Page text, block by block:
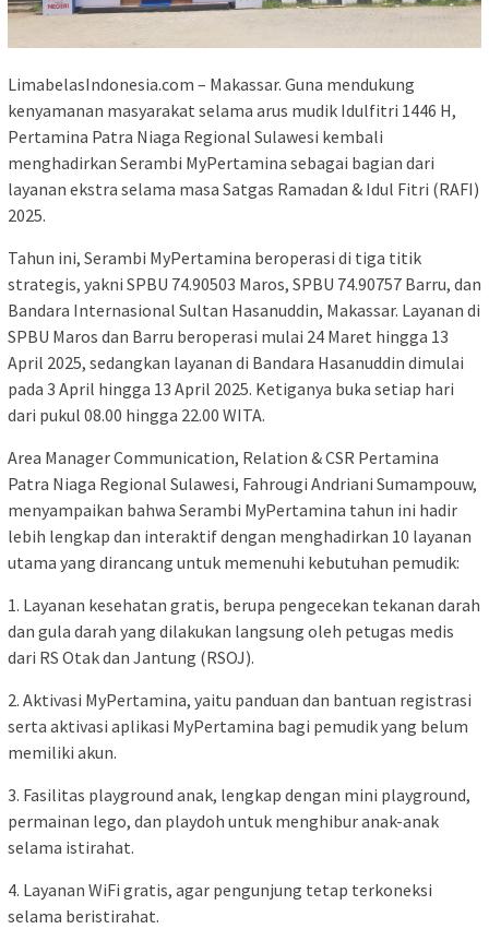
LimabelasIndonesia.com – Makassar. Guna mendukung
kenyamanan masyarakat selama arus mudik Idulfitri 1446 H,
Pertamina Patra Niaga Regional Sulawesi kembali
menghadirkan Serambi MyPertamina sebagai bagian dari
layanan ekstra selama masa Satgas Ramadan & Idul Fitri (RAFI)
2025.
Tahun ini, Serambi MyPertamina beroperasi di tiga titik
strategis, yakni SPBU 74.90503 Maros, SPBU 74.90757 Barru, dan
Bandara Internasional Sultan Hasanuddin, Makassar. Layanan di
SPBU Maros dan Barru beroperasi mulai 24 Maret hingga 13
April 2025, sedangkan layanan di Bandara Hasanuddin dimulai
pada 3 April hingga 13 April 2025. Ketiganya buka setiap hari
dari pukul 08.00 hingga 22.00 WITA.
Area Manager Communication, Relation & CSR Pertamina
Patra Niaga Regional Sulawesi, Fahrougi Andriani Sumampouw,
menyampaikan bahwa Serambi MyPertamina tahun ini hadir
lebih lengkap dan interaktif dengan menghadirkan 10 layanan
utama yang dirancang untuk memenuhi kebutuhan pemudik:
1. Layanan kesehatan gratis, berupa pengecekan tekanan darah
dan gula darah yang dilakukan langsung oleh petugas medis
dari RS Otak dan Jantung (RSOJ).
2. Aktivasi MyPertamina, yaitu panduan dan bantuan registrasi
serta aktivasi aplikasi MyPertamina bagi pemudik yang belum
memiliki akun.
3. Fasilitas playground anak, lengkap dengan mini playground,
permainan lego, dan playdoh untuk menghibur anak-anak
selama istirahat.
4. Layanan WiFi gratis, agar pengunjung tetap terkoneksi
selama beristirahat.